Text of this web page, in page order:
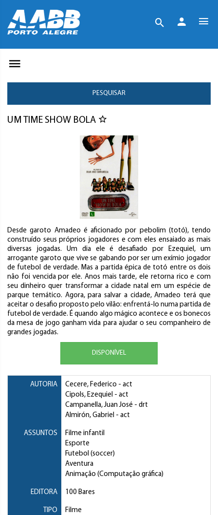
PESQUISAR
UM TIME SHOW BOLA
Desde garoto Amadeo é aficionado por pebolim (totó), tendo
construído seus próprios jogadores e com eles ensaiado as mais
diversas jogadas. Um dia ele é desafiado por Ezequiel, um
arrogante garoto que vive se gabando por ser um exímio jogador
de futebol de verdade. Mas a partida épica de totó entre os dois
não foi vencida por ele. Anos mais tarde, ele retorna rico e com
seu dinheiro quer transformar a cidade natal em um espécie de
parque temático. Agora, para salvar a cidade, Amadeo terá que
aceitar o desafio proposto pelo vilão: enfrentá-lo numa partida de
futebol de verdade. É quando algo mágico acontece e os bonecos
da mesa de jogo ganham vida para ajudar o seu companheiro de
grandes jogadas.
DISPONÍVEL
AUTORIA Cecere, Federico - act
Cipols, Ezequiel - act
Campanella, Juan José - drt
Almirón, Gabriel - act
ASSUNTOS
Filme infantil
Esporte
Futebol (soccer)
Aventura
Animação (Computação gráfica)
EDITORA 100 Bares
TIPO Filme